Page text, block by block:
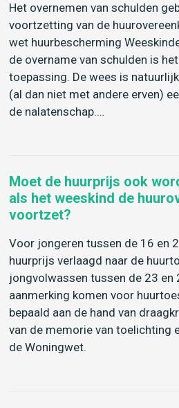
Het overnemen van schulden
voortzetting van de
wet huurbescherming
de overname van schulden is
toepassing. De wees is
(al dan niet met andere erven)
de nalatenschap.…
Moet de huurprijs ook
als het weeskind de
voortzet?
Voor jongeren tussen de 16 en
huurprijs verlaagd naar de
jongvolwassen tussen de 23 en
aanmerking komen voor
bepaald aan de hand van
van de memorie van toelichting
de Woningwet.